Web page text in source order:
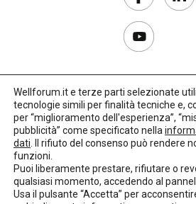
Copyright
Privacy Policy
Credits: LO Studio
Wellforum.it e terze parti selezionate
tecnologie simili per finalità tecniche e,
per “miglioramento dell'esperienza”,
pubblicità” come specificato nella
dati . Il rifiuto del consenso può rendere
funzioni.
Puoi liberamente prestare, rifiutare o
qualsiasi momento, accedendo al
Usa il pulsante “Accetta” per